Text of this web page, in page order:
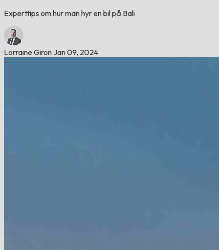
Experttips om hur man hyr en bil på Bali
Lorraine Giron Jan 09, 2024